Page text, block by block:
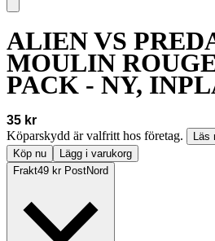
ALIEN VS
MOULIN
PACK - NY,
35 kr
Köparskydd är valfritt hos företag.
Läs
Köp nu
Lägg i varukorg
Frakt49 kr PostNord